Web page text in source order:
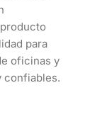
para
oficinas y
confiables.